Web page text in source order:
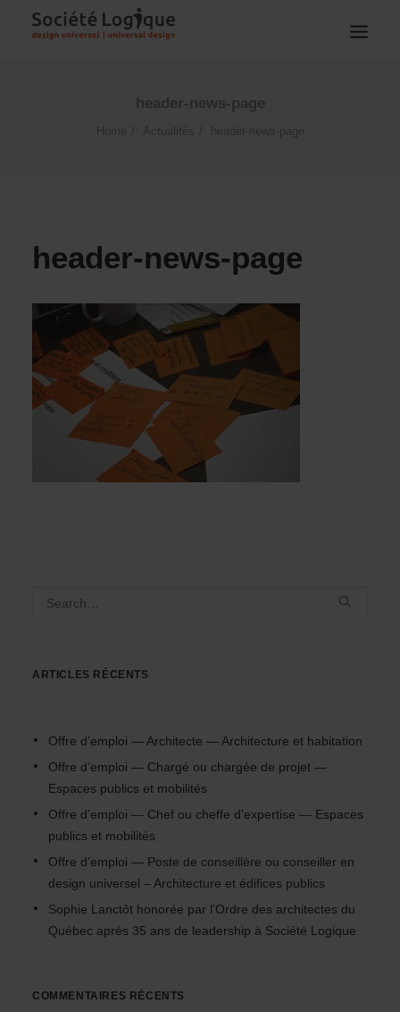
header-news-page
Home Actualités header-news-page
header-news-page
ARTICLES RÉCENTS
Offre d’emploi — Architecte — Architecture et habitation
Offre d’emploi — Chargé ou chargée de projet —
Espaces publics et mobilités
Offre d’emploi — Chef ou cheffe d’expertise — Espaces
publics et mobilités
Offre d’emploi — Poste de conseillère ou conseiller en
design universel – Architecture et édifices publics
Sophie Lanctôt honorée par l’Ordre des architectes du
Québec après 35 ans de leadership à Société Logique
COMMENTAIRES RÉCENTS